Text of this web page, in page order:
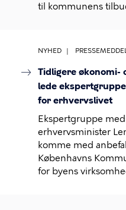
til kommunens
NYHED
Tidligere økonomi-
lede
for erhvervslivet
Ekspertgruppe
erhvervsminister
komme med
Københavns
for byens